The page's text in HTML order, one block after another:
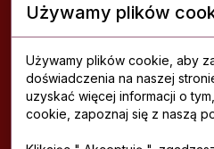
Używamy plików
Używamy plików cookie, aby
doświadczenia na naszej
uzyskać więcej informacji o
cookie, zapoznaj się z naszą